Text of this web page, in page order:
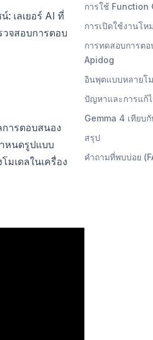
เลเยอร์ AI ที่
จสอบการตอบ
การตอบสนอง
หนดรูปแบบ
มเดลในเครื่อง
การใช้ Function
การเปิดใช้งานโห
การทดสอบการต
Apidog
อินพุตแบบหลายโ
ปัญหาและการแก้
Gemma 4 เทียบ
สรุป
คำถามที่พบบ่อย